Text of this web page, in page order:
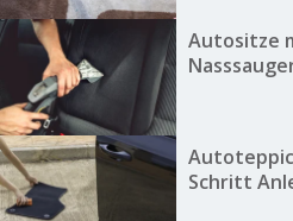
Autositze
Schritt